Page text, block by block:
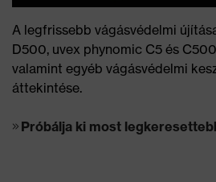
A legfrissebb vágásvédelmi
D500, uvex phynomic C5 és
valamint egyéb vágásvédelmi
áttekintése.
Próbálja ki most